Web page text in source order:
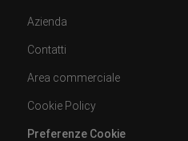
Azienda
Contatti
Area commerciale
Cookie Policy
Preferenze Cookie